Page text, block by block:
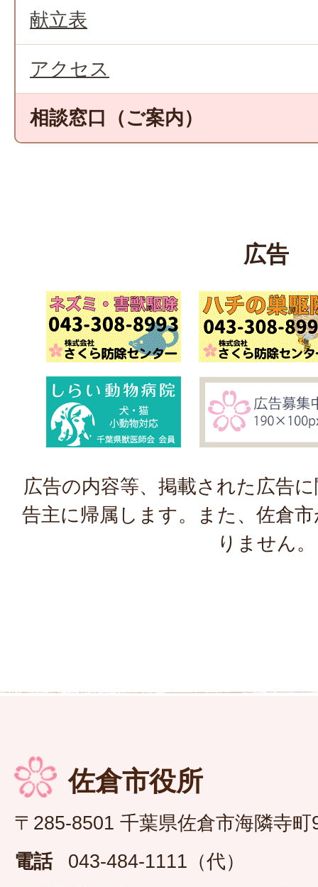
献立表
アクセス
相談窓口（ご案内）
広告
広告の内容等、掲載された広告
告主に帰属します。また、佐倉
りません。
佐倉市役所
〒285-8501 千葉県佐倉市海隣寺町
電話
043-484-1111（代）